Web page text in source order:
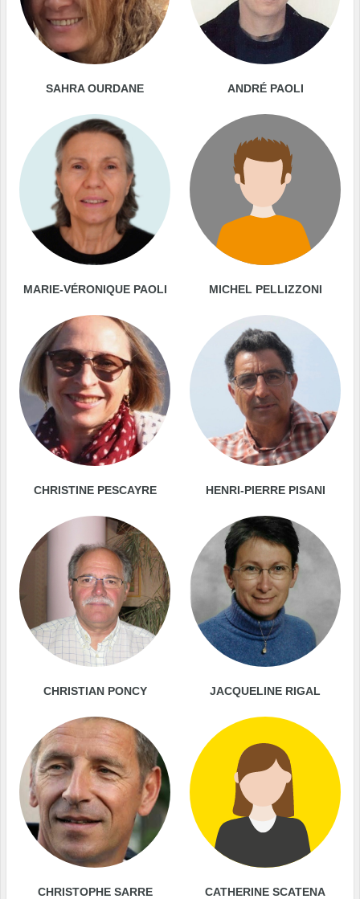
SAHRA OURDANE ANDRÉ PAOLI
MARIE-VÉRONIQUE PAOLI MICHEL PELLIZZONI
CHRISTINE PESCAYRE HENRI-PIERRE PISANI
CHRISTIAN PONCY JACQUELINE RIGAL
CHRISTOPHE SARRE CATHERINE SCATENA